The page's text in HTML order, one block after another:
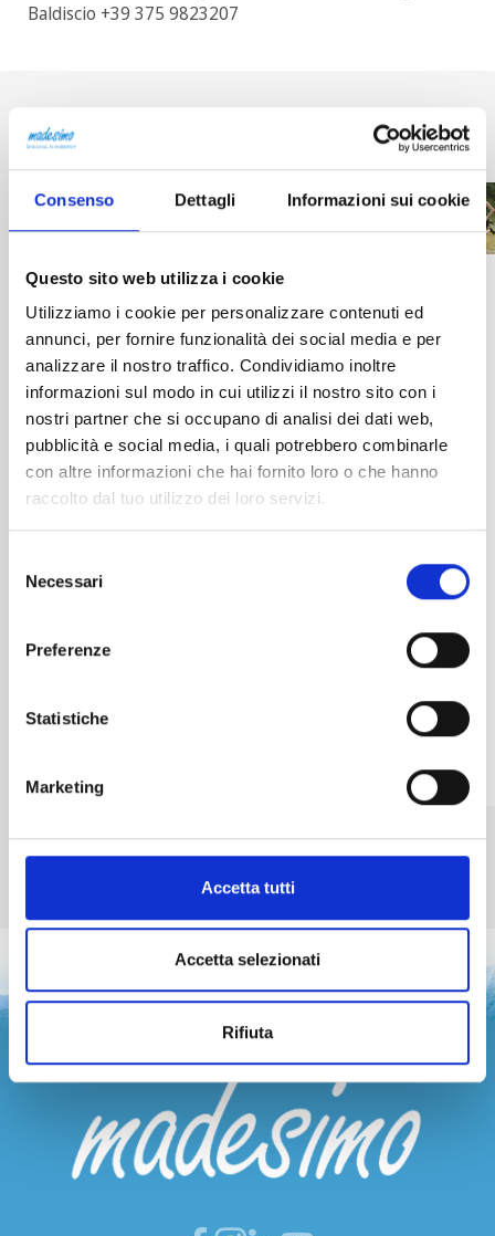
Consenso Dettagli Informazioni sui cookie
Questo sito web utilizza i cookie
Utilizziamo i cookie per personalizzare contenuti ed
annunci, per fornire funzionalità dei social media e per
analizzare il nostro traffico. Condividiamo inoltre
informazioni sul modo in cui utilizzi il nostro sito con i
nostri partner che si occupano di analisi dei dati web,
pubblicità e social media, i quali potrebbero combinarle
con altre informazioni che hai fornito loro o che hanno
raccolto dal tuo utilizzo dei loro servizi.
delNecessari
Preferenze
Statistiche
Marketing
Accetta tutti
Accetta selezionati
Rifiuta
Baldiscio +39 375 9823207
Ti potrebbero interessare anche
Terre
Riccardo
l’uomo del
leggi
Terre Alt(r)e
montagna
ai misteri
metropolitano